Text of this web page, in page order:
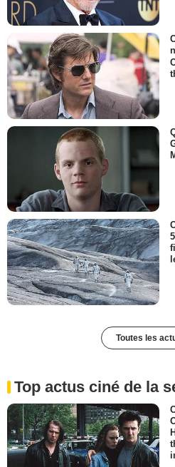
Toutes les
Top actus ciné de la